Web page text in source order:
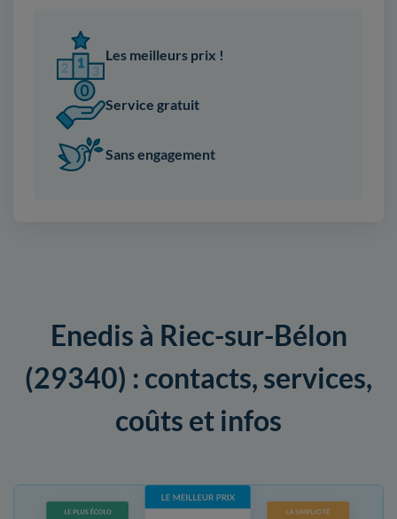
Les meilleurs prix !
Service gratuit
Sans engagement
Enedis à Riec-sur-Bélon
(29340) : contacts, services,
coûts et infos